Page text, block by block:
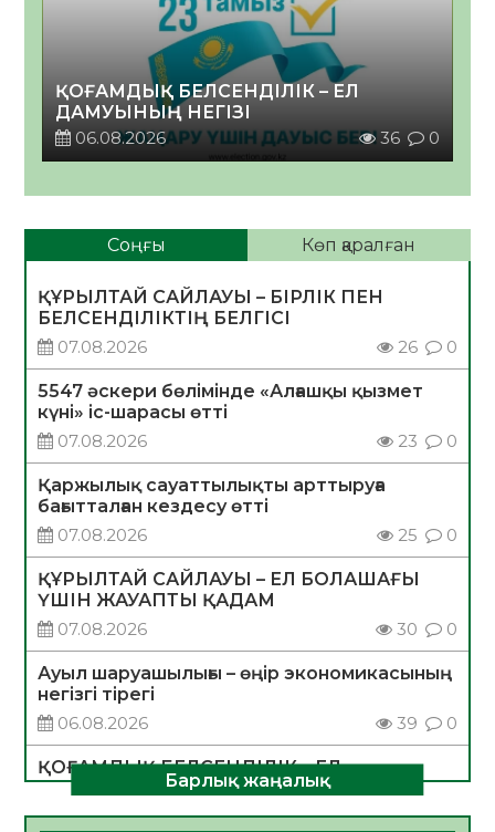
ҚОҒАМДЫҚ БЕЛСЕНДІЛІК – ЕЛ
ДАМУЫНЫҢ НЕГІЗІ
06.08.2026
36 0
Соңғы Көп қаралған
ҚҰРЫЛТАЙ САЙЛАУЫ – БІРЛІК ПЕН
БЕЛСЕНДІЛІКТІҢ БЕЛГІСІ
07.08.2026
26 0
5547 әскери бөлімінде «Алғашқы қызмет
күні» іс-шарасы өтті
07.08.2026
23 0
Қаржылық сауаттылықты арттыруға
бағытталған кездесу өтті
07.08.2026
25 0
ҚҰРЫЛТАЙ САЙЛАУЫ – ЕЛ БОЛАШАҒЫ
ҮШІН ЖАУАПТЫ ҚАДАМ
07.08.2026
30 0
Ауыл шаруашылығы – өңір экономикасының
негізгі тірегі
06.08.2026
39 0
ҚОҒАМДЫҚ БЕЛСЕНДІЛІК – ЕЛ
ДАМУЫНЫҢ НЕГІЗІ
06.08.2026
36 0
Барлық жаңалық